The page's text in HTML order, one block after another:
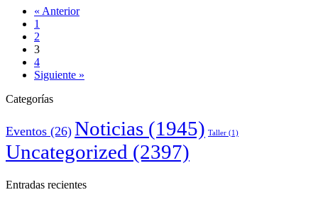
« Anterior
1
2
3
4
Siguiente »
Categorías
Eventos (26) Noticias (1945) Taller (1)
Uncategorized (2397)
Entradas recientes